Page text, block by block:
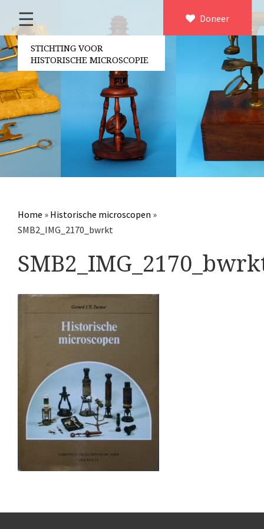
×
Home
Over ons
Contact
Bestuur
Vrijwilligers
Partners
Jaarverslagen
Microscopen
Overige optische instrumenten
Elektrische meetapparatuur
Boeken
Divers
Makers
Images
Culpeper (ca. 1735)
Cuff (ca. 1745)
volgens Culpeper (1750-1780)
‘Jones’ most improved type’ (1800-1830)
Long, Gould type (1821-1850)
Nachet, ‘grand modèle’ (1856-1862)
Doneer
☰
STICHTING VOOR
HISTORISCHE MICROSCOPIE
Home » Historische microscopen »
SMB2_IMG_2170_bwrkt